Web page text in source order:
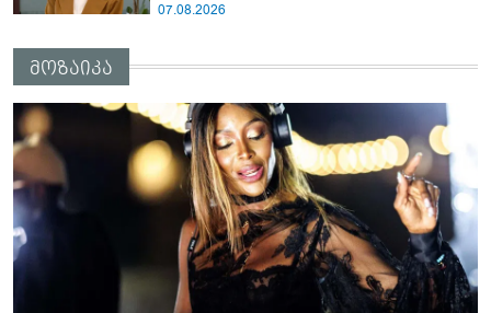
07.08.2026
მოზაიკა